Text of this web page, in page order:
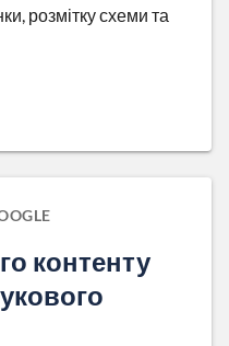
розмітку схеми та
контенту